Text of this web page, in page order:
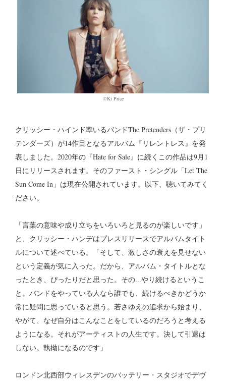
©Ki Price
クリッシー・ハインド率いるバンドThe Pretenders（ザ・プリ
テンダーズ）が14作目となるアルバム『リレントレス』を発
表しました。2020年の『Hate for Sale』に続くこの作品は9月1
日にリリースされます。そのファースト・シングル「Let The
Sun Come In」は現在公開されています。以下、聴いてみてく
ださい。
「言葉の意味や成り立ちをいろいろと見るのが楽しいです」
と、クリッシー・ハンデはプレスリリースでアルバムタイト
ルについて述べている。「そして、激しさの衰えを見せない
という定義が気に入った。だから、アルバム・タイトルとな
ったとき、ぴったりだと思った。その...やり続けるというこ
と。バンドをやっている人なら誰でも、続けるべきかどうか
常に疑問に思っていると思う。若さゆえの追求から始まり、
やがて、なぜ自分はこんなことをしているのだろうと考える
ようになる。それがアーティストの人生です。決して引退は
しない。執拗になるのです」
ロンドン北西部ウィレスデンのバッテリー・スタジオでデヴ